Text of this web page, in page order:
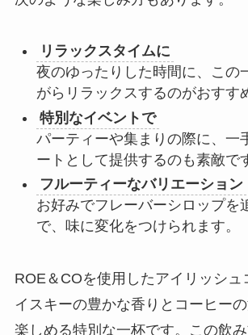
リラックスタイムに
夜のゆったりした時間に、この
がらリラックスするのがおすす
特別なイベントで
パーティーや集まりの際に、一
ートとして提供するのも素敵で
フルーティーなバリエーション
お好みでフレーバーシロップを
で、味に変化をつけられます。
ROE＆COを使用したアイリッシュ
イスキーの豊かな香りとコーヒー
楽しめる特別な一杯です。この飲